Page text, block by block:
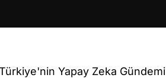
Yapay Zeka Gündemi